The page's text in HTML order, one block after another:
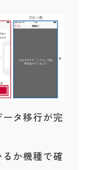
タ移行が完
か機種で確